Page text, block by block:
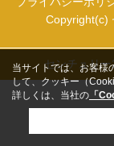
Copyright(c)
センチュリ
当サイトでは、お客様
して、クッキー（
詳しくは、当社の 「